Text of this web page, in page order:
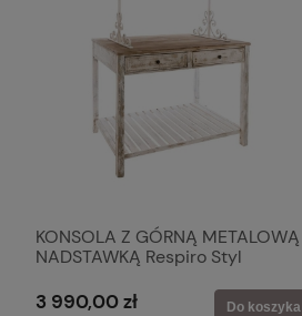
KONSOLA Z GÓRNĄ METALOWĄ
NADSTAWKĄ Respiro Styl
3 990,00 zł Do koszyka